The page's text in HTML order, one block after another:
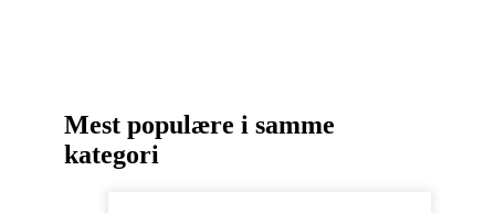
Mest populære i samme
kategori